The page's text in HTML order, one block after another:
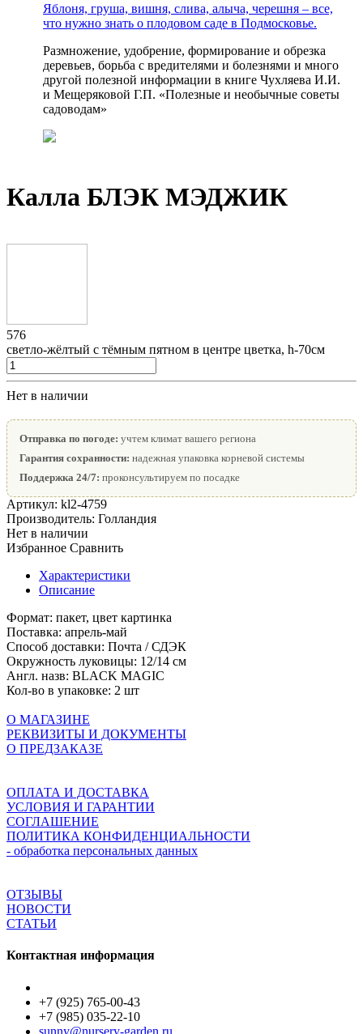
Яблоня, груша, вишня, слива, алыча, черешня – все,
что нужно знать о плодовом саде в Подмосковье.
Размножение, удобрение, формирование и обрезка
деревьев, борьба с вредителями и болезнями и много
другой полезной информации в книге Чухляева И.И.
и Мещеряковой Г.П. «Полезные и необычные советы
садоводам»
Калла БЛЭК МЭДЖИК
576
светло-жёлтый с тёмным пятном в центре цветка, h-70см
Нет в наличии
Отправка по погоде: учтем климат вашего региона
Гарантия сохранности: надежная упаковка корневой системы
Поддержка 24/7: проконсультируем по посадке
Артикул: kl2-4759
Производитель: Голландия
Нет в наличии
Избранное Сравнить
Характеристики
Описание
Формат: пакет, цвет картинка
Поставка: апрель-май
Способ доставки: Почта / СДЭК
Окружность луковицы: 12/14 см
Англ. назв: BLACK MAGIC
Кол-во в упаковке: 2 шт
О МАГАЗИНЕ
РЕКВИЗИТЫ И ДОКУМЕНТЫ
О ПРЕДЗАКАЗЕ
ОПЛАТА И ДОСТАВКА
УСЛОВИЯ И ГАРАНТИИ
СОГЛАШЕНИЕ
ПОЛИТИКА КОНФИДЕНЦИАЛЬНОСТИ
- обработка персональных данных
ОТЗЫВЫ
НОВОСТИ
СТАТЬИ
Контактная информация
+7 (925) 765-00-43
+7 (985) 035-22-10
sunny@nursery-garden.ru